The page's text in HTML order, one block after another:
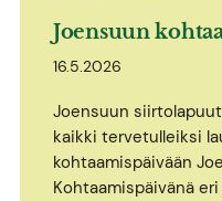
Joensuun
16.5.2026
Joensuun
kaikki tervetulleiksi
kohtaamispäivään
Kohtaamispäivänä